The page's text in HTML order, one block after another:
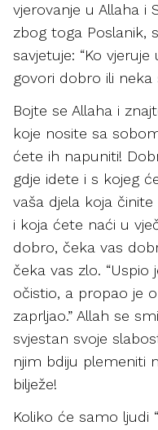
vjerovanje u Allaha i
zbog toga Poslanik,
savjetuje: “Ko
govori dobro ili neka
Bojte se Allaha i
koje nosite sa
ćete ih napuniti!
gdje idete i s kojeg
vaša djela koja
i koja ćete naći u
dobro, čeka vas
čeka vas zlo.
očistio, a propao je
zaprljao.” Allah se
svjestan svoje
njim bdiju plemeniti
bilježe!
Koliko će samo ljudi